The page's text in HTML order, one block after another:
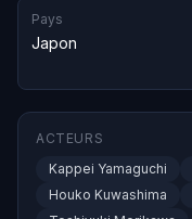
Pays
Japon
ACTEURS
Kappei Yamaguchi
Houko Kuwashima